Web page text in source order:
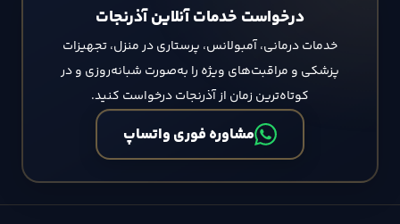
درخواست خدمات آنلاین آذرنجات
خدمات درمانی، آمبولانس، پرستاری در منزل، تجهیزات
پزشکی و مراقبت‌های ویژه را به‌صورت شبانه‌روزی و در
کوتاه‌ترین زمان از آذرنجات درخواست کنید.
مشاوره فوری واتساپ